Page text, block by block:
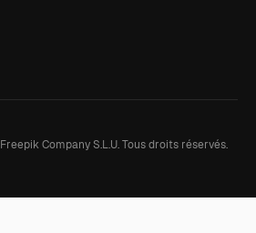
Freepik Company S.L.U.Tous droits réservés.